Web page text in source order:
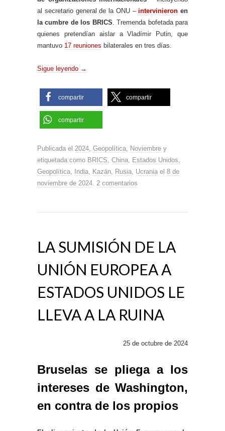
al secretario general de la ONU –intervinieron en
la cumbre de los BRICS . Tremenda bofetada para
quienes pretendían aislar a Vladímir Putin, que
mantuvo 17 reuniones bilaterales en tres días.
Sigue leyendo →
compartir compartir
compartir
Publicada el 2024 Geopolítica Noviembre y
etiquetada como BRICS China Estados Unidos
Geopolítica
India Kazán Rusia Ucrania el 8 de
noviembre de 2024 2 comentarios
LA SUMISIÓN DE LA
UNIÓN EUROPEA A
ESTADOS UNIDOS LE
LLEVA A LA RUINA
25 de octubre de 2024
Bruselas se pliega a los
intereses de Washington,
en contra de los propios